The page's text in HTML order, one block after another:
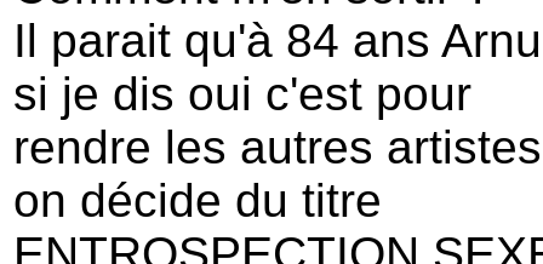
Il parait qu'à 84 ans
si je dis oui c'est pour
rendre les autres
on décide du titre
ENTROSPECTION